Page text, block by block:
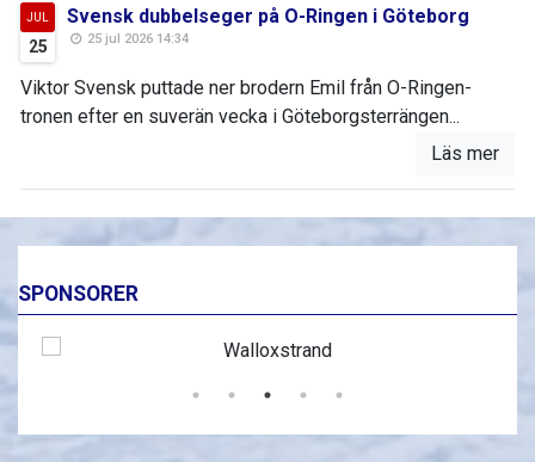
JUL
25
Svensk dubbelseger på O-Ringen i Göteborg
25 jul 2026 14:34
Viktor Svensk puttade ner brodern Emil från O-Ringen-
tronen efter en suverän vecka i Göteborgsterrängen...
Läs mer
SPONSORER